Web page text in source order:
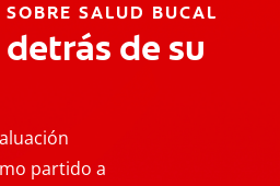
SALUD BUCAL
de su
partido a